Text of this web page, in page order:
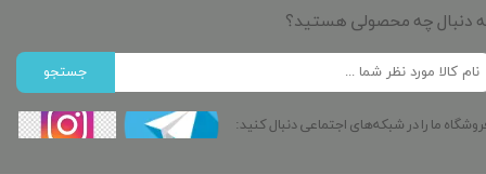
دنبال چه محصولی هستید؟
جستجو
ما را در شبکه‌های اجتماعی دنبال کنید: